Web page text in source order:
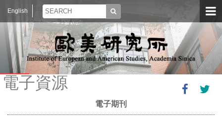
English
電子資源
電子期刊